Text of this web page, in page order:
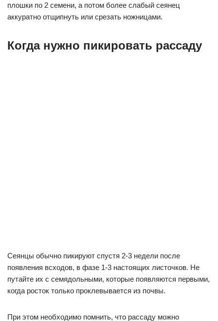
плошки по 2 семени, а потом более слабый сеянец
аккуратно отщипнуть или срезать ножницами.
Когда нужно пикировать рассаду
Сеянцы обычно пикируют спустя 2-3 недели после
появления всходов, в фазе 1-3 настоящих листочков. Не
путайте их с семядольными, которые появляются первыми,
когда росток только проклевывается из почвы.
При этом необходимо помнить, что рассаду можно